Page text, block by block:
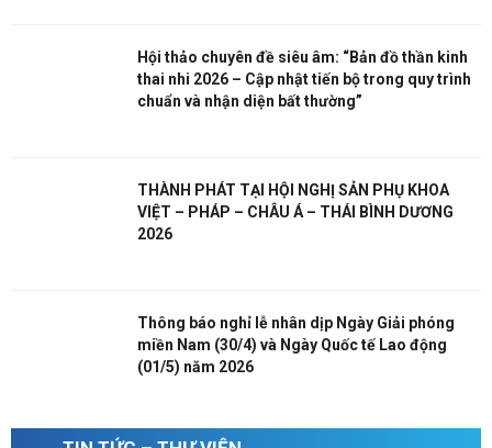
Hội thảo chuyên đề siêu âm: “Bản đồ thần kinh
thai nhi 2026 – Cập nhật tiến bộ trong quy trình
chuẩn và nhận diện bất thường”
THÀNH PHÁT TẠI HỘI NGHỊ SẢN PHỤ KHOA
VIỆT – PHÁP – CHÂU Á – THÁI BÌNH DƯƠNG
2026
Thông báo nghỉ lễ nhân dịp Ngày Giải phóng
miền Nam (30/4) và Ngày Quốc tế Lao động
(01/5) năm 2026